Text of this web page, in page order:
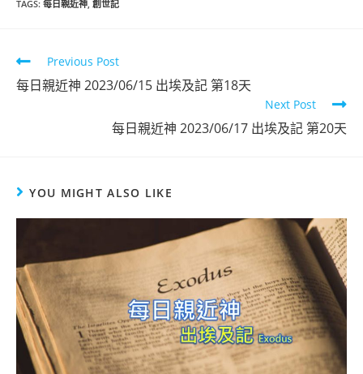
TAGS: 每日親近神, 創世記
Previous Post
每日親近神 2023/06/15 出埃及記 第18天
Next Post
每日親近神 2023/06/17 出埃及記 第20天
YOU MIGHT ALSO LIKE